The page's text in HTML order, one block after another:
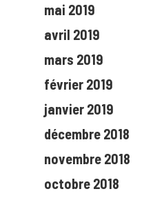
mai 2019
avril 2019
mars 2019
février 2019
janvier 2019
décembre 2018
novembre 2018
octobre 2018